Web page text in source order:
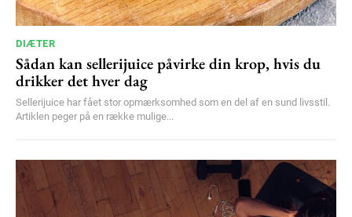
DIÆTER
Sådan kan sellerijuice påvirke din krop, hvis du
drikker det hver dag
Sellerijuice har fået stor opmærksomhed som en del af en sund livsstil.
Artiklen peger på en række mulige...